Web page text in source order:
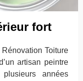
fort
Rénovation Toiture
artisan peintre
années